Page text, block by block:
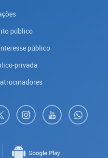
público
público
privada